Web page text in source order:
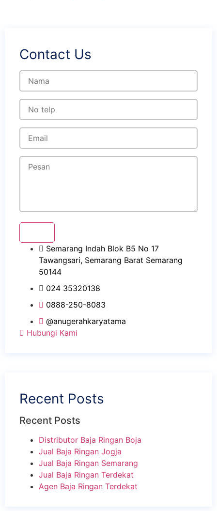
Contact Us
Semarang Indah Blok B5 No 17
Tawangsari, Semarang Barat Semarang
50144
024 35320138
0888-250-8083
@anugerahkaryatama
Hubungi Kami
Recent Posts
Recent Posts
Distributor Baja Ringan Boja
Jual Baja Ringan Jogja
Jual Baja Ringan Semarang
Jual Baja Ringan Terdekat
Agen Baja Ringan Terdekat